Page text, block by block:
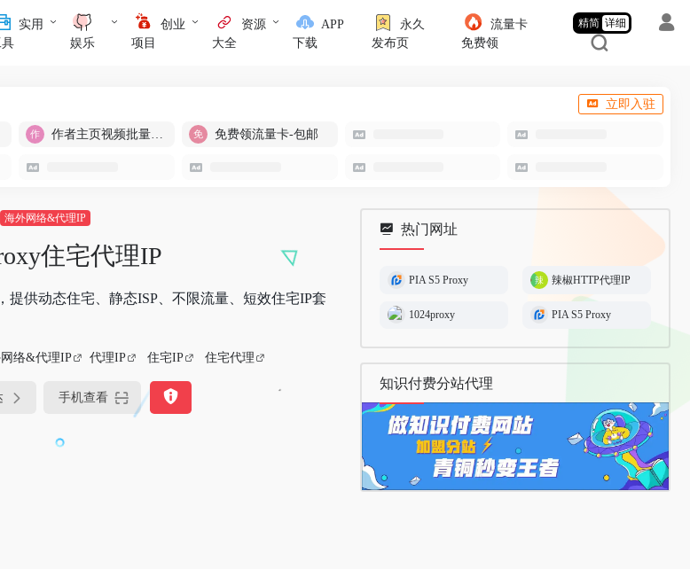
实用
具
娱乐
创业
项目
资源
大全
APP
下载
永久
发布页
流量卡
免费领
精简 详细
立即入驻
作者主页视频批量提取 免费领流量卡-包邮
海外网络&代理IP
住宅代理IP
提供动态住宅、静态ISP、不限流量、短效住宅IP套
络&代理IP 代理IP 住宅IP 住宅代理
手机查看
热门网址
PIA S5 Proxy 辣椒HTTP代理IP
1024proxy PIA S5 Proxy
知识付费分站代理